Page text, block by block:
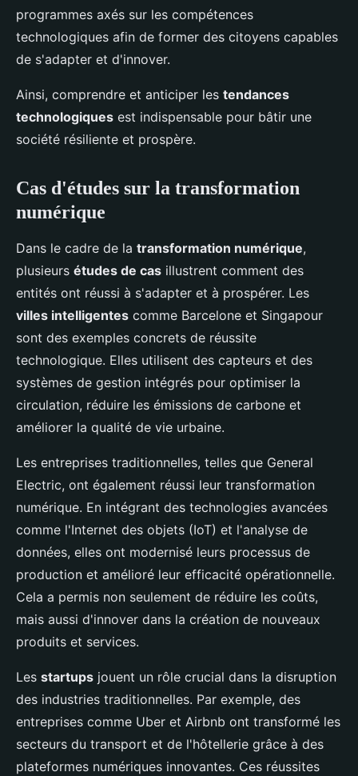
programmes axés sur les compétences
technologiques afin de former des citoyens capables
de s'adapter et d'innover.
Ainsi, comprendre et anticiper les tendances
technologiques est indispensable pour bâtir une
société résiliente et prospère.
Cas d'études sur la transformation
numérique
Dans le cadre de la transformation numérique,
plusieurs études de cas illustrent comment des
entités ont réussi à s'adapter et à prospérer. Les
villes intelligentes comme Barcelone et Singapour
sont des exemples concrets de réussite
technologique. Elles utilisent des capteurs et des
systèmes de gestion intégrés pour optimiser la
circulation, réduire les émissions de carbone et
améliorer la qualité de vie urbaine.
Les entreprises traditionnelles, telles que General
Electric, ont également réussi leur transformation
numérique. En intégrant des technologies avancées
comme l'Internet des objets (IoT) et l'analyse de
données, elles ont modernisé leurs processus de
production et amélioré leur efficacité opérationnelle.
Cela a permis non seulement de réduire les coûts,
mais aussi d'innover dans la création de nouveaux
produits et services.
Les startups jouent un rôle crucial dans la disruption
des industries traditionnelles. Par exemple, des
entreprises comme Uber et Airbnb ont transformé les
secteurs du transport et de l'hôtellerie grâce à des
plateformes numériques innovantes. Ces réussites